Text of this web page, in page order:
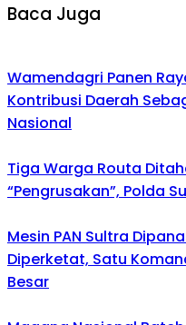
Baca Juga
Wamendagri Panen
Kontribusi Daerah
Nasional
Tiga Warga Routa
“Pengrusakan”, Polda
Mesin PAN Sultra
Diperketat, Satu
Besar